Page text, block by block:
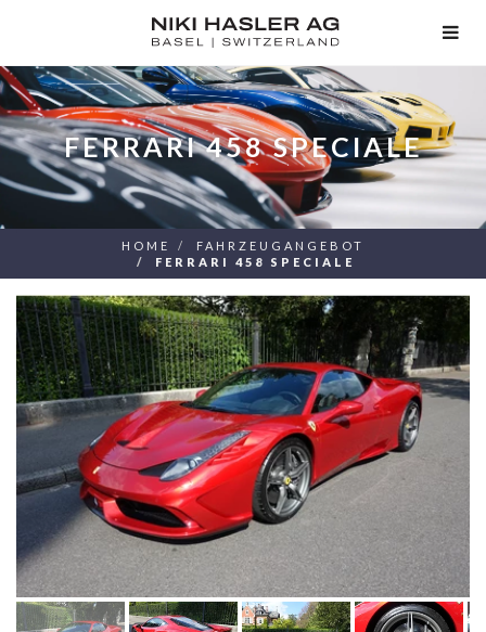
FERRARI 458 SPECIALE
HOME
FAHRZEUGANGEBOT
FERRARI 458 SPECIALE